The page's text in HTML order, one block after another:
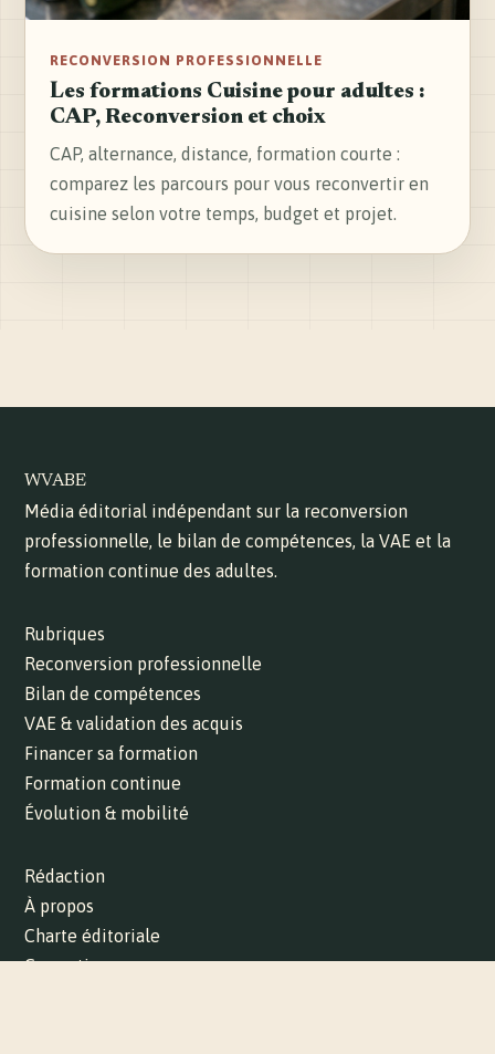
RECONVERSION PROFESSIONNELLE
Les formations Cuisine pour adultes :
CAP, Reconversion et choix
CAP, alternance, distance, formation courte :
comparez les parcours pour vous reconvertir en
cuisine selon votre temps, budget et projet.
WVABE
Média éditorial indépendant sur la reconversion
professionnelle, le bilan de compétences, la VAE et la
formation continue des adultes.
Rubriques
Reconversion professionnelle
Bilan de compétences
VAE & validation des acquis
Financer sa formation
Formation continue
Évolution & mobilité
Rédaction
À propos
Charte éditoriale
Corrections